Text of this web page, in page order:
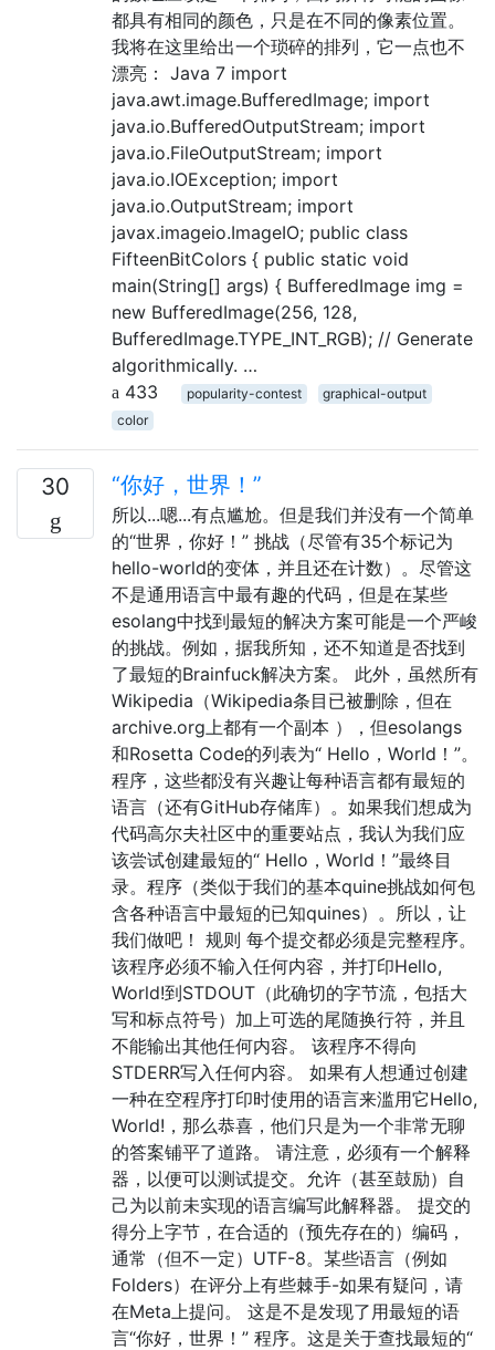
都具有相同的颜色，只是在不同的像素位置。
我将在这里给出一个琐碎的排列，它一点也不
漂亮： Java 7 import
java.awt.image.BufferedImage; import
java.io.BufferedOutputStream; import
java.io.FileOutputStream; import
java.io.IOException; import
java.io.OutputStream; import
javax.imageio.ImageIO; public class
FifteenBitColors { public static void
main(String[] args) { BufferedImage img =
new BufferedImage(256, 128,
BufferedImage.TYPE_INT_RGB); // Generate
algorithmically. …
433
popularity-contest
graphical-output
color
30 “你好，世界！”
所以...嗯...有点尴尬。但是我们并没有一个简单
的“世界，你好！” 挑战（尽管有35个标记为
hello-world的变体，并且还在计数）。尽管这
不是通用语言中最有趣的代码，但是在某些
esolang中找到最短的解决方案可能是一个严峻
的挑战。例如，据我所知，还不知道是否找到
了最短的Brainfuck解决方案。 此外，虽然所有
Wikipedia（Wikipedia条目已被删除，但在
archive.org上都有一个副本 ），但esolangs
和Rosetta Code的列表为“ Hello，World！”。
程序，这些都没有兴趣让每种语言都有最短的
语言（还有GitHub存储库）。如果我们想成为
代码高尔夫社区中的重要站点，我认为我们应
该尝试创建最短的“ Hello，World！”最终目
录。程序（类似于我们的基本quine挑战如何包
含各种语言中最短的已知quines）。所以，让
我们做吧！ 规则 每个提交都必须是完整程序。
该程序必须不输入任何内容，并打印Hello,
World!到STDOUT（此确切的字节流，包括大
写和标点符号）加上可选的尾随换行符，并且
不能输出其他任何内容。 该程序不得向
STDERR写入任何内容。 如果有人想通过创建
一种在空程序打印时使用的语言来滥用它Hello,
World!，那么恭喜，他们只是为一个非常无聊
的答案铺平了道路。 请注意，必须有一个解释
器，以便可以测试提交。允许（甚至鼓励）自
己为以前未实现的语言编写此解释器。 提交的
得分上字节，在合适的（预先存在的）编码，
通常（但不一定）UTF-8。某些语言（例如
Folders）在评分上有些棘手-如果有疑问，请
在Meta上提问。 这是不是发现了用最短的语
言“你好，世界！” 程序。这是关于查找最短的“